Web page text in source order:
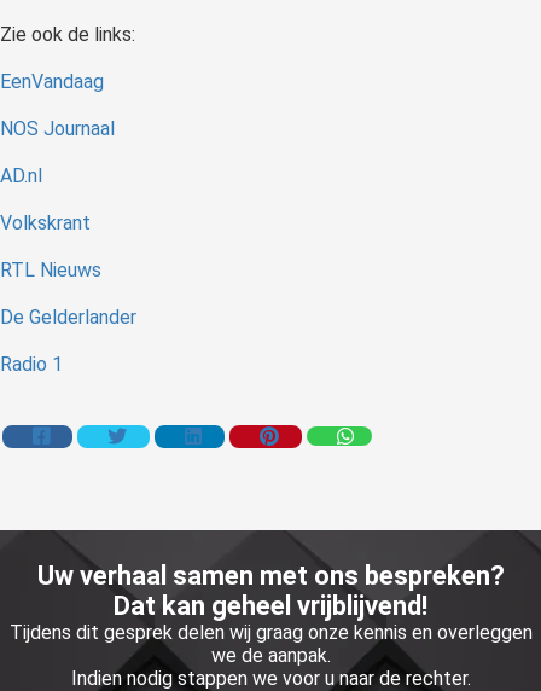
Zie ook de links:
EenVandaag
NOS Journaal
AD.nl
Volkskrant
RTL Nieuws
De Gelderlander
Radio 1
Uw verhaal samen met ons bespreken?
Dat kan geheel vrijblijvend!
Tijdens dit gesprek delen wij graag onze kennis en overleggen
we de aanpak.
Indien nodig stappen we voor u naar de rechter.